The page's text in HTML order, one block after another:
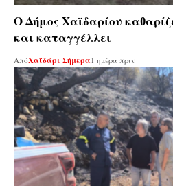
Ο Δήμος Χαϊδαρίου
και καταγγέλλει
ΑπόΧαϊδάρι Σήμερα1 ημέρα πριν